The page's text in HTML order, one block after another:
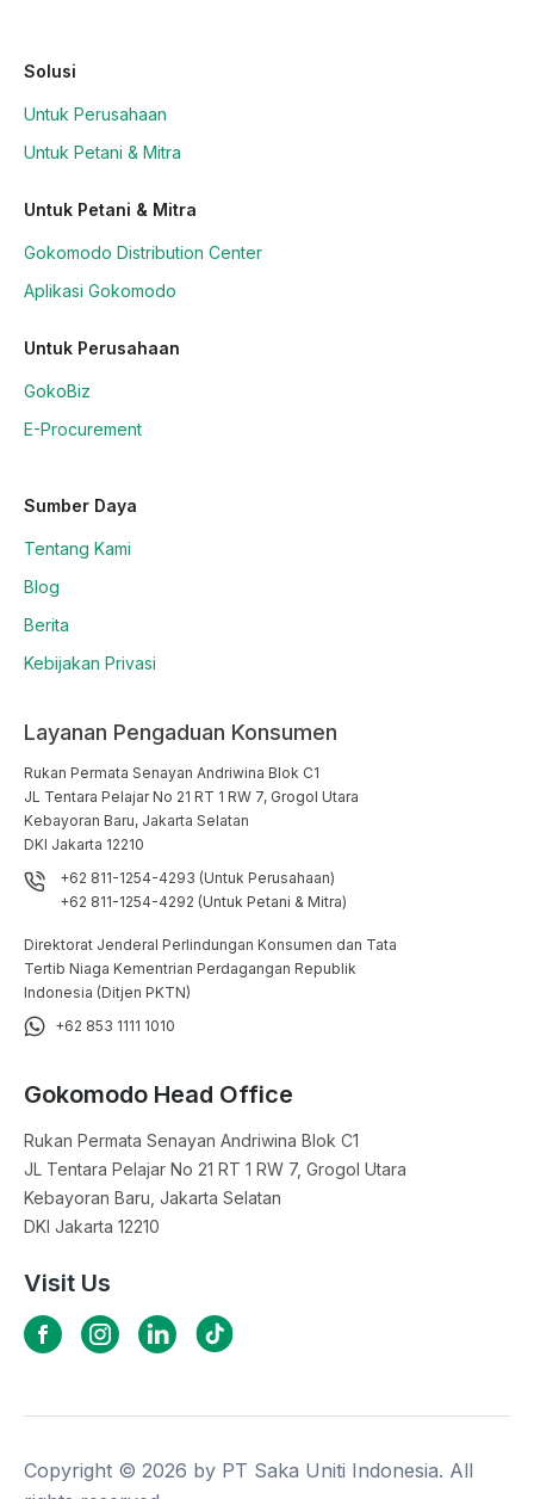
Solusi
Untuk Perusahaan
Untuk Petani & Mitra
Untuk Petani & Mitra
Gokomodo Distribution Center
Aplikasi Gokomodo
Untuk Perusahaan
GokoBiz
E-Procurement
Sumber Daya
Tentang Kami
Blog
Berita
Kebijakan Privasi
Layanan Pengaduan Konsumen
Rukan Permata Senayan Andriwina Blok C1
JL Tentara Pelajar No 21 RT 1 RW 7, Grogol Utara
Kebayoran Baru, Jakarta Selatan
DKI Jakarta 12210
+62 811-1254-4293 (Untuk Perusahaan)
+62 811-1254-4292 (Untuk Petani & Mitra)
Direktorat Jenderal Perlindungan Konsumen dan Tata
Tertib Niaga Kementrian Perdagangan Republik
Indonesia (Ditjen PKTN)
+62 853 1111 1010
Gokomodo Head Office
Rukan Permata Senayan Andriwina Blok C1
JL Tentara Pelajar No 21 RT 1 RW 7, Grogol Utara
Kebayoran Baru, Jakarta Selatan
DKI Jakarta 12210
Visit Us
Copyright © 2026 by PT Saka Uniti Indonesia. All